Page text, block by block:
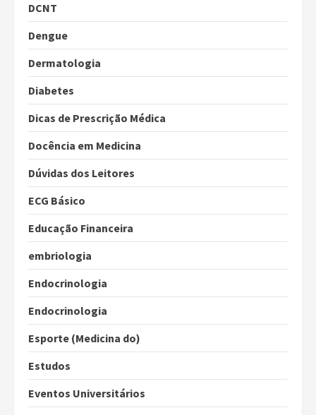
DCNT
Dengue
Dermatologia
Diabetes
Dicas de Prescrição Médica
Docência em Medicina
Dúvidas dos Leitores
ECG Básico
Educação Financeira
embriologia
Endocrinologia
Endocrinologia
Esporte (Medicina do)
Estudos
Eventos Universitários